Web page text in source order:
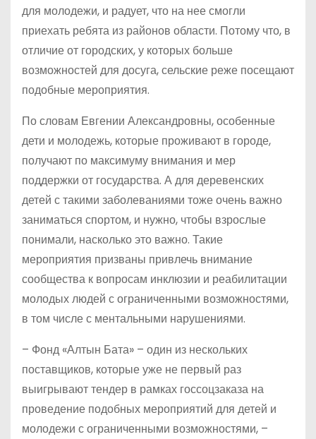
для молодежи, и радует, что на нее смогли
приехать ребята из районов области. Потому что, в
отличие от городских, у которых больше
возможностей для досуга, сельские реже посещают
подобные мероприятия.
По словам Евгении Александровны, особенные
дети и молодежь, которые проживают в городе,
получают по максимуму внимания и мер
поддержки от государства. А для деревенских
детей с такими заболеваниями тоже очень важно
заниматься спортом, и нужно, чтобы взрослые
понимали, насколько это важно. Такие
мероприятия призваны привлечь внимание
сообщества к вопросам инклюзии и реабилитации
молодых людей с ограниченными возможностями,
в том числе с ментальными нарушениями.
– Фонд «Алтын Бата» – один из нескольких
поставщиков, которые уже не первый раз
выигрывают тендер в рамках госсоцзаказа на
проведение подобных мероприятий для детей и
молодежи с ограниченными возможностями, –